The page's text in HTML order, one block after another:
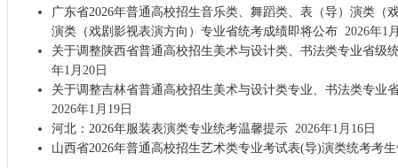
广东省2026年普通高校招生音乐类、舞蹈类、表（导）演类（
演类（戏剧影视表演方向）专业省统考成绩即将公布2026年1
关于调整陕西省普通高校招生美术与设计类、书法类专业省级
年1月20日
关于调整吉林省普通高校招生美术与设计类专业、书法类专业
2026年1月19日
河北：2026年服装表演类专业统考温馨提示2026年1月16日
山西省2026年普通高校招生艺术类专业考试表(导)演类统考考